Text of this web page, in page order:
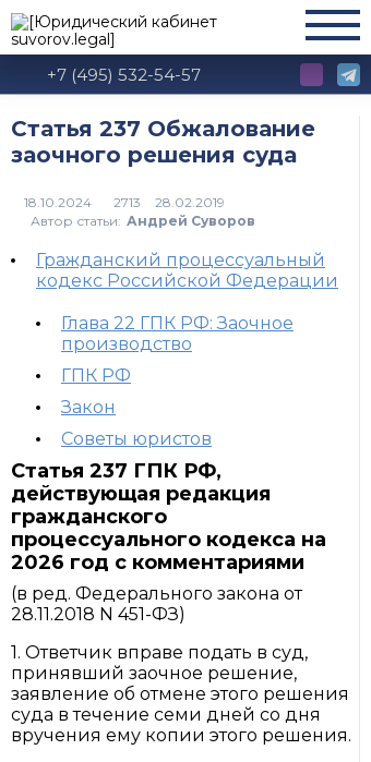
+7 (495) 532-54-57
Статья 237 Обжалование
заочного решения суда
2713
Автор статьи: Андрей Суворов
Гражданский процессуальный
кодекс Российской Федерации
Глава 22 ГПК РФ: Заочное
производство
ГПК РФ
Закон
Советы юристов
Статья 237 ГПК РФ,
действующая редакция
гражданского
процессуального кодекса на
2026 год с комментариями
(в ред. Федерального закона от
28.11.2018 N 451-ФЗ)
1. Ответчик вправе подать в суд,
принявший заочное решение,
заявление об отмене этого решения
суда в течение семи дней со дня
вручения ему копии этого решения.